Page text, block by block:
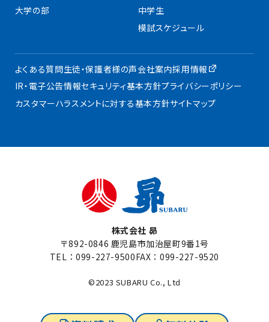
大学の部
中学生
模試スケジュール
よくある質問生徒・保護者様の声会社案内採用情報
IR・電子公告情報セキュリティ基本方針プライバシーポリシー
カスタマーハラスメントに対する基本方針サイトマップ
株式会社 昴
〒892-0846 鹿児島市加治屋町9番1号
TEL：099-227-9500FAX：099-227-9520
©2023 SUBARU Co., Ltd